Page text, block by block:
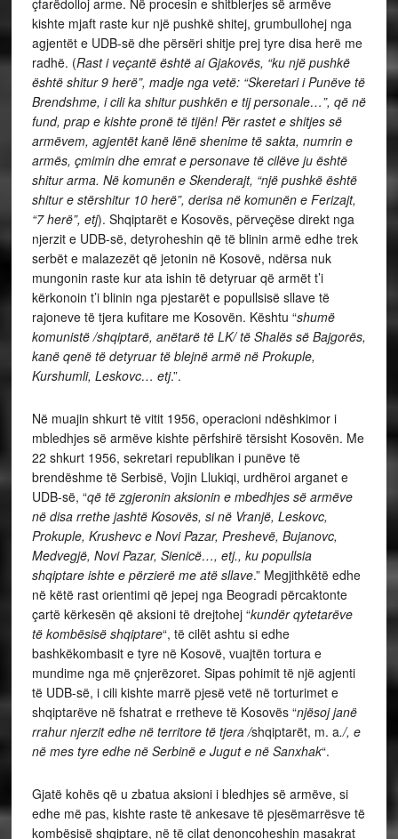
kishte mjaft raste kur një pushkë shitej, grumbullohej nga
agjentët e UDB-së dhe përsëri shitje prej tyre disa herë me
radhë. (Rast i veçantë është ai Gjakovës, “ku një pushkë
është shitur 9 herë”, madje nga vetë: “Skeretari i Punëve të
Brendshme, i cili ka shitur pushkën e tij personale…”, që në
fund, prap e kishte pronë të tijën! Për rastet e shitjes së
armëvem, agjentët kanë lënë shenime të sakta, numrin e
armës, çmimin dhe emrat e personave të cilëve ju është
shitur arma. Në komunën e Skenderajt, “një pushkë është
shitur e stërshitur 10 herë”, derisa në komunën e Ferizajt,
“7 herë”, etj). Shqiptarët e Kosovës, përveçëse direkt nga
njerzit e UDB-së, detyroheshin që të blinin armë edhe trek
serbët e malazezët që jetonin në Kosovë, ndërsa nuk
mungonin raste kur ata ishin të detyruar që armët t’i
kërkonoin t’i blinin nga pjestarët e popullsisë sllave të
rajoneve të tjera kufitare me Kosovën. Kështu “shumë
komunistë /shqiptarë, anëtarë të LK/ të Shalës së Bajgorës,
kanë qenë të detyruar të blejnë armë në Prokuple,
Kurshumli, Leskovc… etj.”.
Në muajin shkurt të vitit 1956, operacioni ndëshkimor i
mbledhjes së armëve kishte përfshirë tërsisht Kosovën. Me
22 shkurt 1956, sekretari republikan i punëve të
brendëshme të Serbisë, Vojin Llukiqi, urdhëroi arganet e
UDB-së, “që të zgjeronin aksionin e mbedhjes së armëve
në disa rrethe jashtë Kosovës, si në Vranjë, Leskovc,
Prokuple, Krushevc e Novi Pazar, Preshevë, Bujanovc,
Medvegjë, Novi Pazar, Sienicë…, etj., ku popullsia
shqiptare ishte e përzierë me atë sllave.” Megjithkëtë edhe
në këtë rast orientimi që jepej nga Beogradi përcaktonte
çartë kërkesën që aksioni të drejtohej “kundër qytetarëve
të kombësisë shqiptare“, të cilët ashtu si edhe
bashkëkombasit e tyre në Kosovë, vuajtën tortura e
mundime nga më çnjerëzoret. Sipas pohimit të një agjenti
të UDB-së, i cili kishte marrë pjesë vetë në torturimet e
shqiptarëve në fshatrat e rretheve të Kosovës “njësoj janë
rrahur njerzit edhe në territore të tjera /shqiptarët, m. a./, e
në mes tyre edhe në Serbinë e Jugut e në Sanxhak“.
Gjatë kohës që u zbatua aksioni i bledhjes së armëve, si
edhe më pas, kishte raste të ankesave të pjesëmarrësve të
kombësisë shqiptare, në të cilat denoncoheshin masakrat